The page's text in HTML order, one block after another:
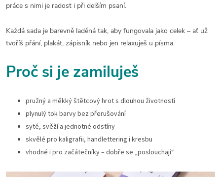
práce s nimi je radost i při delším psaní.
Každá sada je barevně laděná tak, aby fungovala jako celek – ať už
tvoříš přání, plakát, zápisník nebo jen relaxuješ u písma.
Proč si je zamiluješ
pružný a měkký štětcový hrot s dlouhou životností
plynulý tok barvy bez přerušování
syté, svěží a jednotné odstíny
skvělé pro kaligrafii, handlettering i kresbu
vhodné i pro začátečníky – dobře se „poslouchají“